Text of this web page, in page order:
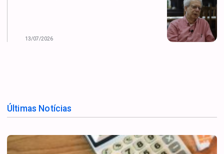
13/07/2026
Últimas Notícias